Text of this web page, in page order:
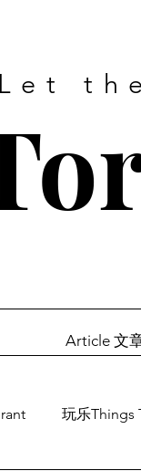
Let
Article 文
玩乐Things